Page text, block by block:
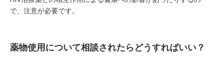
で、注意が必要です。
薬物使用について相談されたらどうすればいい？